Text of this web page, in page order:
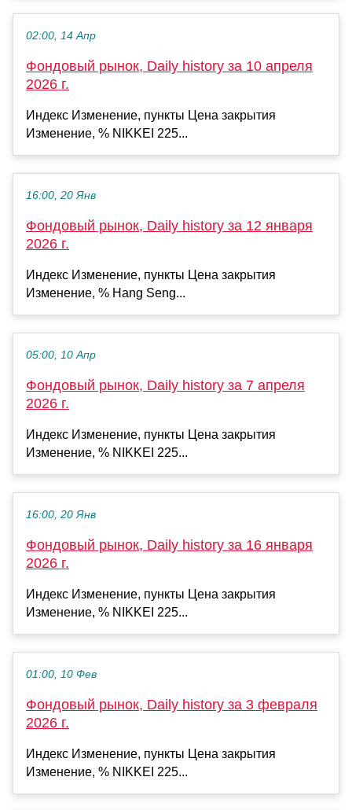
02:00, 14 Апр
Фондовый рынок, Daily history за 10 апреля
2026 г.
Индекс Изменение, пункты Цена закрытия
Изменение, % NIKKEI 225...
16:00, 20 Янв
Фондовый рынок, Daily history за 12 января
2026 г.
Индекс Изменение, пункты Цена закрытия
Изменение, % Hang Seng...
05:00, 10 Апр
Фондовый рынок, Daily history за 7 апреля
2026 г.
Индекс Изменение, пункты Цена закрытия
Изменение, % NIKKEI 225...
16:00, 20 Янв
Фондовый рынок, Daily history за 16 января
2026 г.
Индекс Изменение, пункты Цена закрытия
Изменение, % NIKKEI 225...
01:00, 10 Фев
Фондовый рынок, Daily history за 3 февраля
2026 г.
Индекс Изменение, пункты Цена закрытия
Изменение, % NIKKEI 225...